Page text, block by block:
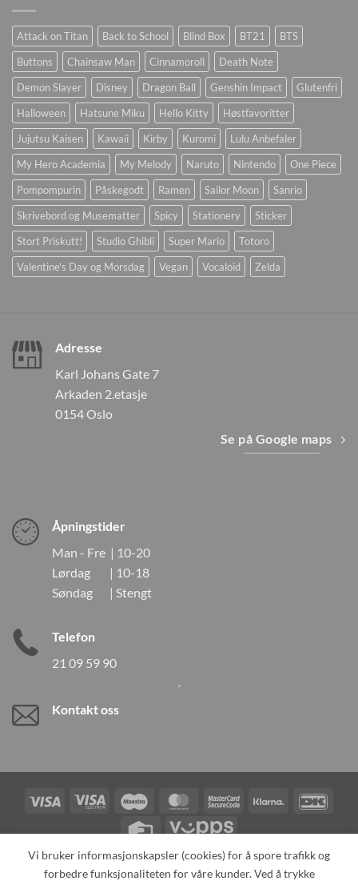
Attack on Titan Back to School Blind Box BT21
BTS
Buttons
Chainsaw Man Cinnamoroll
Death Note
Demon Slayer
Disney Dragon Ball Genshin Impact
Glutenfri
Halloween
Hatsune Miku Hello Kitty
Høstfavoritter
Jujutsu Kaisen
Kawaii Kirby Kuromi
Lulu Anbefaler
My Hero Academia
My Melody Naruto Nintendo
One Piece
Pompompurin
Påskegodt Ramen Sailor Moon
Sanrio
Skrivebord og Musematter
Spicy Stationery
Sticker
Stort Priskutt!
Studio Ghibli Super Mario
Totoro
Valentine's Day og Morsdag
Vegan Vocaloid Zelda
Adresse
Karl Johans Gate 7
Arkaden 2.etasje
0154 Oslo
Se på Google maps
Åpningstider
Man - Fre | 10-20
Lørdag | 10-18
Søndag | Stengt
Telefon
21 09 59 90
Kontakt oss
Visa
Visa
Maestro MasterCardMasterCardKlarna
Credit
Vipps
TILBAKEKALLINGER KONTAKT OSS
OM OSS
Vi bruker informasjonskapsler (cookies) for å spore trafikk og
forbedre funksjonaliteten for våre kunder. Ved å trykke